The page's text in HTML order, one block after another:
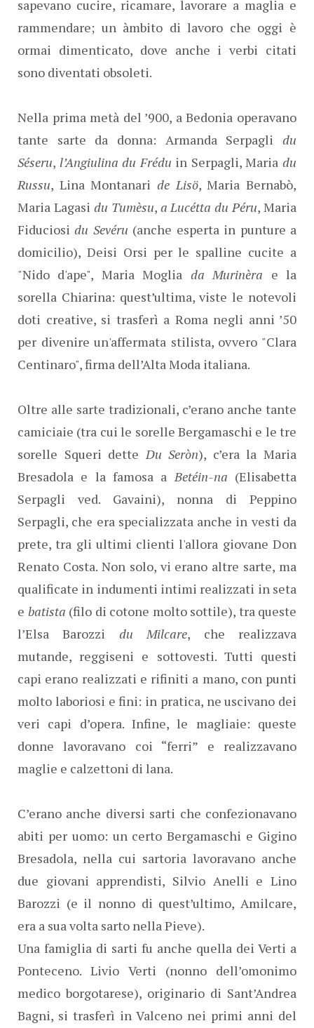
sapevano cucire, ricamare, lavorare a maglia e
rammendare; un àmbito di lavoro che oggi è
ormai dimenticato, dove anche i verbi citati
sono diventati obsoleti.
Nella prima metà del ’900, a Bedonia operavano
tante sarte da donna: Armanda Serpagli du
Séseru, l’Angiulina du Frédu in Serpagli, Mariadu
Russu, Lina Montanari de Lisö, Maria Bernabò,
Maria Lagasi du Tumèsu, a Lucétta du Péru, Maria
Fiduciosidu Sevéru (anche esperta in punture a
domicilio), Deisi Orsi per le spalline cucite a
"Nido d'ape", Maria Moglia da Murinèra e la
sorella Chiarina: quest’ultima, viste le notevoli
doti creative, si trasferì a Roma negli anni ’50
per divenire un'affermata stilista, ovvero "Clara
Centinaro", firma dell’Alta Moda italiana.
Oltre alle sarte tradizionali, c’erano anche tante
camiciaie (tra cui le sorelle Bergamaschi e le tre
sorelle Squeri dette Du Seròn), c’era la Maria
Bresadola e la famosa a Betéin-na (Elisabetta
Serpagli ved. Gavaini), nonna di Peppino
Serpagli, che era specializzata anche in vesti da
prete, tra gli ultimi clienti l'allora giovane Don
Renato Costa. Non solo, vi erano altre sarte, ma
qualificate in indumenti intimi realizzati in seta
e batista (filo di cotone molto sottile), tra queste
l’Elsa Barozzi du Milcare, che realizzava
mutande, reggiseni e sottovesti. Tutti questi
capi erano realizzati e rifiniti a mano, con punti
molto laboriosi e fini: in pratica, ne uscivano dei
veri capi d’opera. Infine, le magliaie: queste
donne lavoravano coi “ferri” e realizzavano
maglie e calzettoni di lana.
C’erano anche diversi sarti che confezionavano
abiti per uomo: un certo Bergamaschi e Gigino
Bresadola, nella cui sartoria lavoravano anche
due giovani apprendisti, Silvio Anelli e Lino
Barozzi (e il nonno di quest’ultimo, Amilcare,
era a sua volta sarto nella Pieve).
Una famiglia di sarti fu anche quella dei Verti a
Ponteceno. Livio Verti (nonno dell’omonimo
medico borgotarese), originario di Sant’Andrea
Bagni, si trasferì in Valceno nei primi anni del